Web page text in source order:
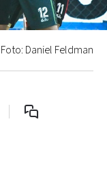
Foto: Daniel Feldman